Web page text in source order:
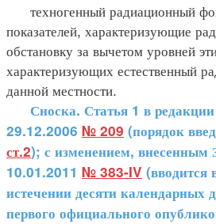
техногенный радиационный
показателей, характеризующие
обстановку за вычетом уровней
характеризующих естественный
данной местности.
Сноска. Статья 1 в
29.12.2006 № 209 (порядок
ст.2); с изменением, внесенным
10.01.2011 № 383-IV (вводится
истечении десяти календарных
первого официального